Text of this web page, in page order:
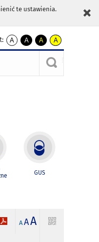
te ustawienia.
A
kontrast
A
kontrast
czarnym
A
kontrast
żółty
tekst
czarnym
A
kontrast
czarny
tekst
żółtym
GUS
A AA